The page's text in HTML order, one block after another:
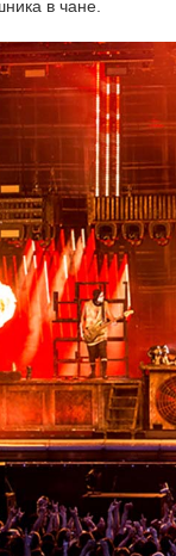
в чане.